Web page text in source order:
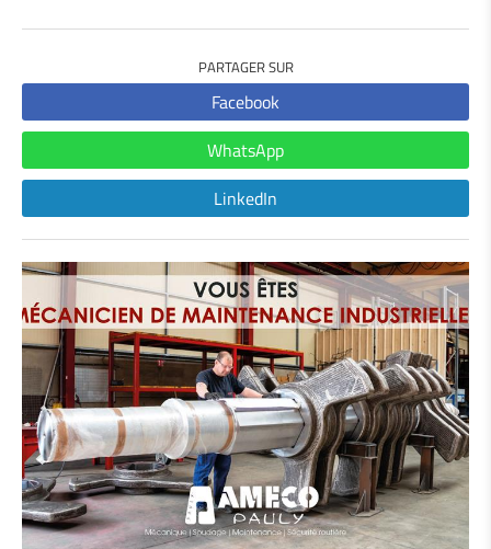
PARTAGER SUR
Facebook
WhatsApp
LinkedIn